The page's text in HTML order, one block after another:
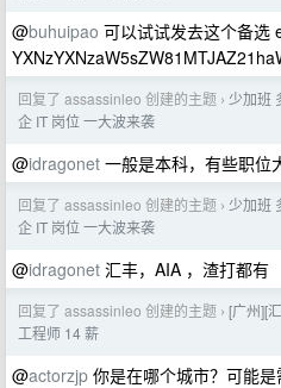
@buhuipao 可以试试发去这个备选
回复了 assassinleo 创建的主题 › 少加班
企 IT 岗位 一大波来袭
@idragonet 一般是本科，有些职位
回复了 assassinleo 创建的主题 › 少加班
企 IT 岗位 一大波来袭
@idragonet 汇丰，AIA ，渣打都有
回复了 assassinleo 创建的主题 › [广州][
工程师 14 薪
@actorzjp 你是在哪个城市？可能